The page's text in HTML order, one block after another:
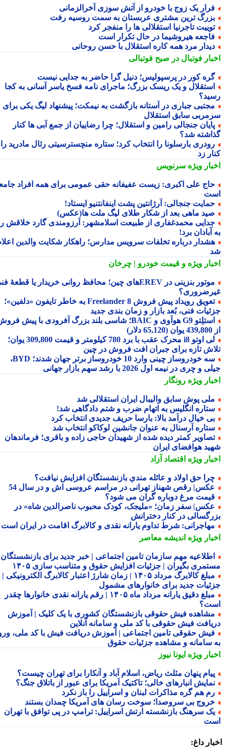
یک زوج با خودرو از آتش سوزی آخرالزمانی
ترین مشتری عربستان به سمت روسیه رفت
تاجرنیا استقلالی ها را منفجر کرد
هیروشیما در حال تکرار است
مرد همه کاره استقلال با حسن روحانی
فوتبال در صبح فوتبالی
کور در پرسپولیس؛ دنیل گرا حاضر به جدایی نیست
و یک ریسک بزرگ؛ ماجرای نامه فسخ یاسر آسانی به کجا
جباری در آستانه بازگشت به نیمکت؛ پیشنهاد لیگ یکی برای
سابق استقلال
جنجالی رامین و استقلال؛ چرا رضاییان از جمع آبی ها کنار
شد؟
بارسلونا را انتخاب کرد؛ ستاره منچسترسیتی رئال مادرید را
زد
ویژهسرنویس
علی اکبری: زیست عفیفانه حقی عمومی برای همه افراد جامعه
جنجالی: آرژانتین پشت اینفانتنیو ایستاد!
ماهی بعد از شکار طلای لیگ ملت ها(عکس)
محمدغفاری از طبیعت اسلامشهر: آرزومندی گارد خلاقش را
آبادان برد!
درباره تخلفات سرویس مدارس؛ راهکار شکایت والدین اعلام
ویژهو قیمت خودرو | چرخان
موتور بنزینی در EREVهای چین؛ محافظ روانی خریدار یا قطعهٔ فنی
تعویق رویداد پیش فروش Freelander 8 به خاطر تایفون «دلفین»؛
فنی، بُعد بازار و زمان بندی جدید
استلِتو G9 هوآوی و BAIC؛ شاسی بلند بزرگ آفرودی با پیش فروش
لی اوتو i8 محرک عقب با برد 780 کیلومتر و قیمت 309,800 یوان؛
تازه برای جبران افت فروش در چین
سه خودروساز چینی وارد 10 خودروساز برتر جهان شدند؛ BYD،
چری در نیمه اول 2026 با رشد سهم بازار جهانی
ویژهرونگار
پوش سابق والیبال ایران استقلالی شد
انگلیس به اتهام ضرب و شتم دادگاهی شد!
خیال درآمد بالا: بارسا حریف جدیدی انتخاب کرد
آرسنال به عنوان جانشین لوکاکو انتخاب شد
کمتر دیده شده از شهیدان حاجی زاده و باقری؛ فرماندهان
هوافضای ایران
ویژهاقتصاد آزاد
حق اولاد و عائله مندیِ بازنشستگان افزایش نیافت؟
رقص شهناز تهرانی در مراسم عروسی اش و در سال 54
مرغ دوباره گران می شود؟
سفر زمان؛ «ملیجک، کودک محبوب ناصرالدین شاه» در
در کنار دخترانش
شرط تداوم یارانه نقدی و کالابرگ اقامت در ایران است
ویژهاندیشه معاصر
مهم سازمان تامین اجتماعی | خبر جدید برای بازنشستگان و
بگیران | جزئیات افزایش حقوق و متناسب سازی ۱۴۰۵
مبلغ کالابرگ مرداد ۱۴۰۵ | زمان شارژ اعتبار کالابرگ الکترونیکی |
جدید برای خانوارهای مشمول
مبلغ دقیق یارانه مرداد ماه ۱۴۰۵ | رقم یارانه نقدی خانوارها چقدر
فیش حقوقی بازنشستگان کشوری با یک کلیک | آموزش
فیش حقوقی با کد ملی و سامانه آنلاین
حقوقی تامین اجتماعی | آموزش دریافت فیش با کد ملی، ورود
سامانه و مشاهده جزئیات حقوق
ویژهایونا نیوز
پنهان مثلث ریاض، اسلام آباد و آنکارا برای تهران چیست؟
انبارهای خالی؛ تاکتیک آمریکا برای عبور از باتلاق جنگ؟
هم گره مذاکرات لبنان و اسراییل را باز نکرد
بی سروصدا؛ سوخت رسان های آمریکا چمدان بستند
سرهنگ بازنشسته ارتش اسراییل: ترامپ در پی توافق با تهران
داغ: